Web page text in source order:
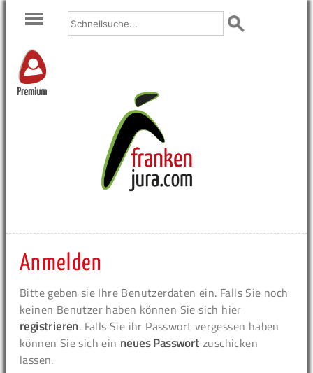
Premium
Anmelden
Bitte geben sie Ihre Benutzerdaten ein. Falls Sie noch
keinen Benutzer haben können Sie sich hier
registrieren. Falls Sie ihr Passwort vergessen haben
können Sie sich ein neues Passwort zuschicken
lassen.